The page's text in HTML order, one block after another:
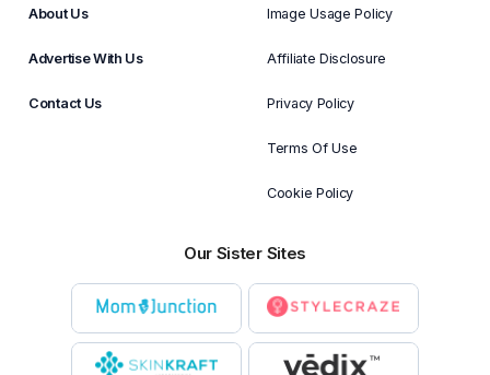
About Us
Advertise With Us
Contact Us
Image Usage Policy
Affiliate Disclosure
Privacy Policy
Terms Of Use
Cookie Policy
Our Sister Sites